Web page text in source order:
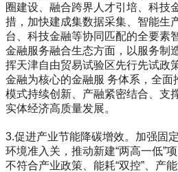
圈建设、融合跨界人才引培、科技
措，加快建成集数据采集、智能生
台、科技金融等协同匹配的全要素
金融服务融合生态方面，以服务制
挥天津自由贸易试验区先行先试政
金融为核心的金融服 务体系，全面
模式持续创新、产融紧密结合、支
实体经济高质量发展。
3.促进产业节能降碳增效。加强固
环境准入关，推动新建“两高一低”
不符合产业政策、能耗“双控”、产